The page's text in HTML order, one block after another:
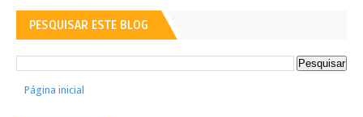
PESQUISAR ESTE BLOG
Página inicial